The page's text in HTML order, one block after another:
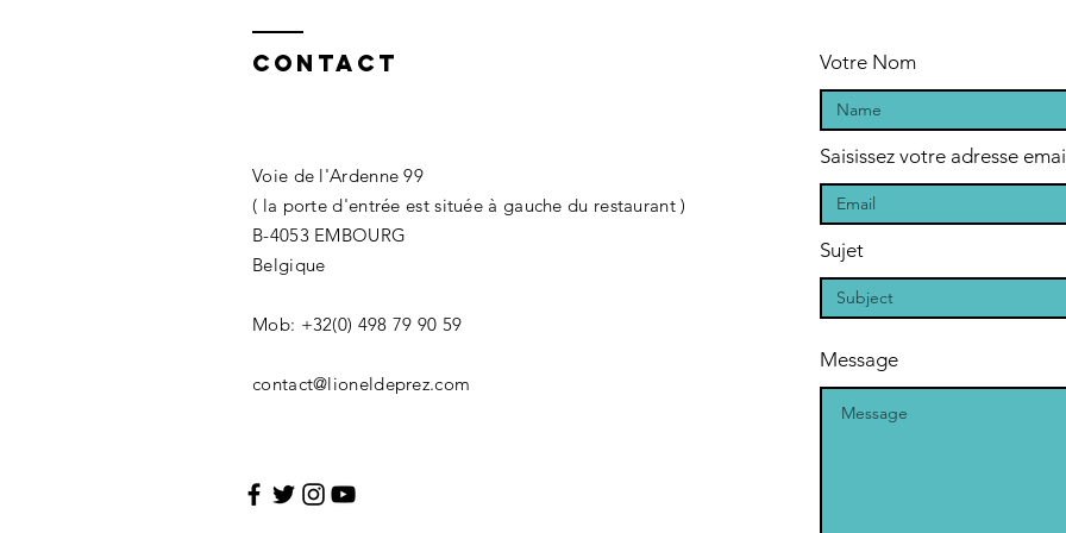
Contact
Voie de l'Ardenne 99
( la porte d'entrée est située à gauche du restaurant )
B-4053 EMBOURG
Belgique
Mob: +32(0) 498 79 90 59
contact@lioneldeprez.com
Votre Nom
Saisissez votre adresse
Sujet
Message